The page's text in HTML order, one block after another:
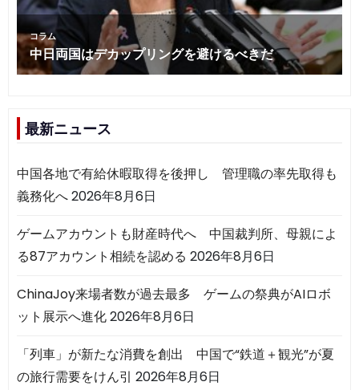
最新ニュース
中国各地で有給休暇取得を後押し 管理職の率先取得も
義務化へ2026年8月6日
ゲームアカウントも財産時代へ 中国裁判所、母親によ
る87アカウント相続を認める 2026年8月6日
ChinaJoy来場者数が過去最多 ゲームの祭典がAIロボ
ット展示へ進化2026年8月6日
「列車」が新たな消費を創出 中国で“鉄道＋観光”が夏
の旅行需要をけん引 2026年8月6日